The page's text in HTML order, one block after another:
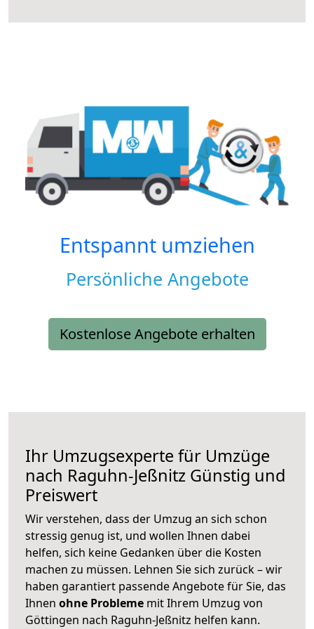
Entspannt umziehen
Persönliche Angebote
Kostenlose Angebote erhalten
Ihr Umzugsexperte für Umzüge
nach Raguhn-Jeßnitz Günstig und
Preiswert
Wir verstehen, dass der Umzug an sich schon
stressig genug ist, und wollen Ihnen dabei
helfen, sich keine Gedanken über die Kosten
machen zu müssen. Lehnen Sie sich zurück – wir
haben garantiert passende Angebote für Sie, das
Ihnen ohne Probleme mit Ihrem Umzug von
Göttingen nach Raguhn-Jeßnitz helfen kann.